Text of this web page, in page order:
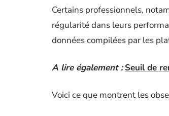
Certains professionnels,
régularité dans leurs
données compilées par les
A lire également : Seuil de
Voici ce que montrent les